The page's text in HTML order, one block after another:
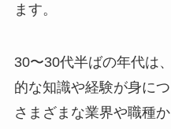
ます。
30〜30代半ばの年代は
的な知識や経験が身に
さまざまな業界や職種